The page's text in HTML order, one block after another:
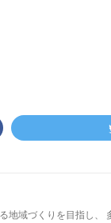
地域づくりを目指し、